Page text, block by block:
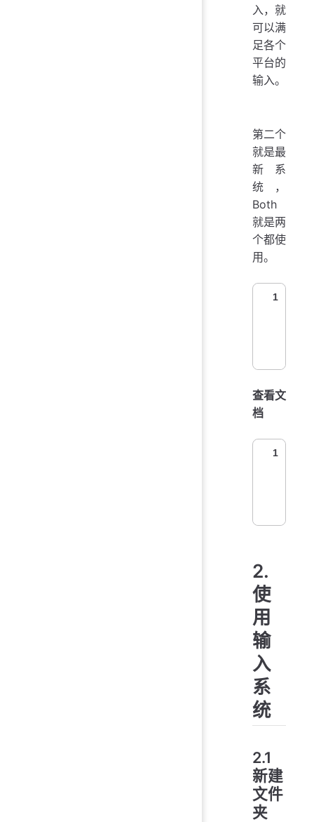
入，就
可以满
足各个
平台的
输入。
第二个
就是最
新系
统，
Both
就是两
个都使
用。
1
查看文
档
1
2.
使
用
输
入
系
统
2.1
新建
文件
夹